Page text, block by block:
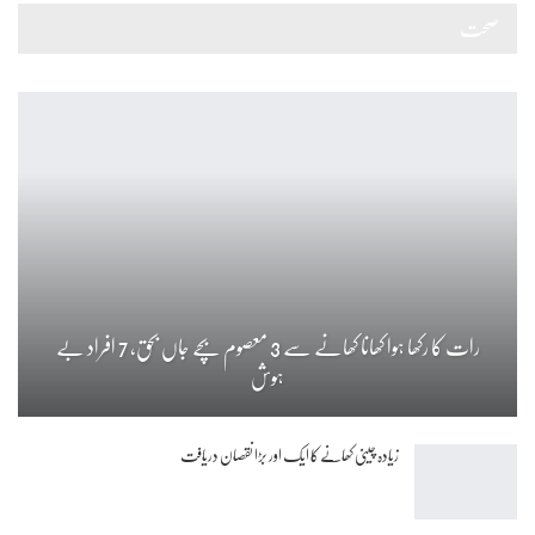
رات کا رکھا ہوا کھانا کھانے سے 3 معصوم بچے جاں بحق، 7 افراد بے
ہوش
زیادہ چینی کھانے کا ایک اور بڑا نقصان دریافت